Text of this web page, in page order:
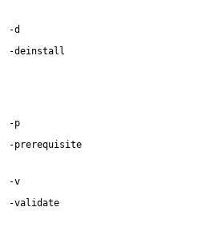
-d
-deinstall
-p
-prerequisite
-v
-validate